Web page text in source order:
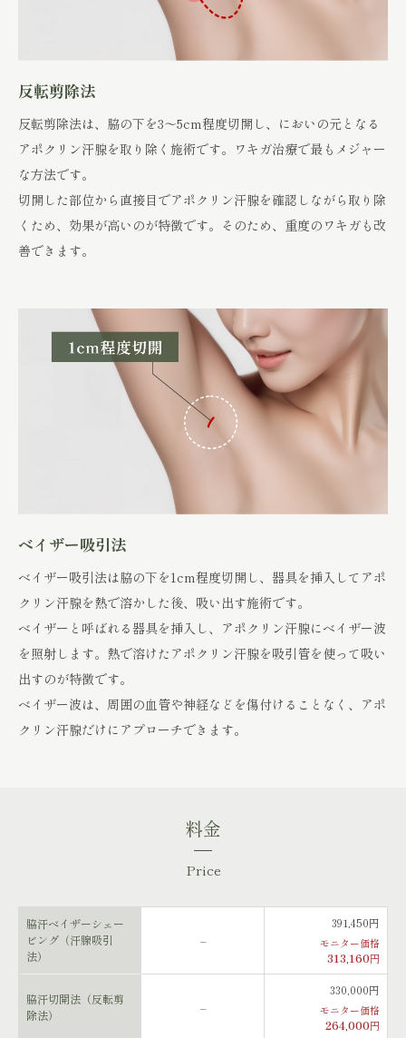
反転剪除法
反転剪除法は、脇の下を3〜5cm程度切開し、においの元となる
アポクリン汗腺を取り除く施術です。ワキガ治療で最もメジャー
な方法です。
切開した部位から直接目でアポクリン汗腺を確認しながら取り除
くため、効果が高いのが特徴です。そのため、重度のワキガも改
善できます。
ベイザー吸引法
ベイザー吸引法は脇の下を1cm程度切開し、器具を挿入してアポ
クリン汗腺を熱で溶かした後、吸い出す施術です。
ベイザーと呼ばれる器具を挿入し、アポクリン汗腺にベイザー波
を照射します。熱で溶けたアポクリン汗腺を吸引管を使って吸い
出すのが特徴です。
ベイザー波は、周囲の血管や神経などを傷付けることなく、アポ
クリン汗腺だけにアプローチできます。
料金
Price
脇汗ベイザーシェー
ビング（汗腺吸引
法）
–
391,450円
モニター価格
313,160円
脇汗切開法（反転剪
除法）
–
330,000円
モニター価格
264,000円